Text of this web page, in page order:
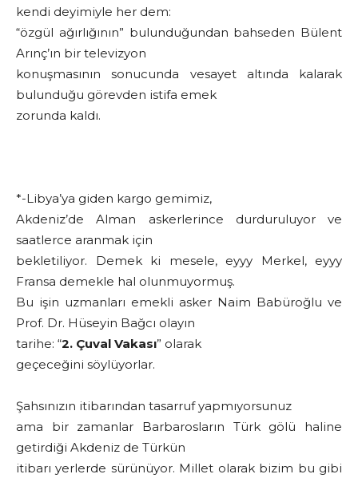
kendi deyimiyle her dem:
“özgül ağırlığının” bulunduğundan bahseden Bülent
Arınç’ın bir televizyon
konuşmasının sonucunda vesayet altında kalarak
bulunduğu görevden istifa emek
zorunda kaldı.
*-Libya’ya giden kargo gemimiz,
Akdeniz’de Alman askerlerince durduruluyor ve
saatlerce aranmak için
bekletiliyor. Demek ki mesele, eyyy Merkel, eyyy
Fransa demekle hal olunmuyormuş.
Bu işin uzmanları emekli asker Naim Babüroğlu ve
Prof. Dr. Hüseyin Bağcı olayın
tarihe: “2. Çuval Vakası” olarak
geçeceğini söylüyorlar.
Şahsınızın itibarından tasarruf yapmıyorsunuz
ama bir zamanlar Barbarosların Türk gölü haline
getirdiği Akdeniz de Türkün
itibarı yerlerde sürünüyor. Millet olarak bizim bu gibi